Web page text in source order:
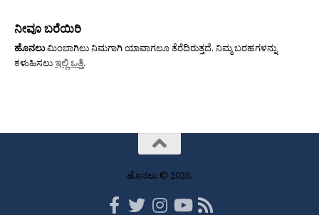
ನೀವೂ ಬರೆಯಿರಿ
ಹೊನಲುಮಿಂಬಾಗಿಲು ನಿಮಗಾಗಿ ಯಾವಾಗಲೂ ತೆರೆದಿರುತ್ತದೆ. ನಿಮ್ಮ ಬರಹಗಳನ್ನು
ಕಳುಹಿಸಲುಇಲ್ಲಿ ಒತ್ತಿ.
ಹೊನಲು © 2026.